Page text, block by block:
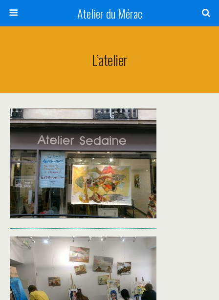
Atelier du Mérac
L’atelier